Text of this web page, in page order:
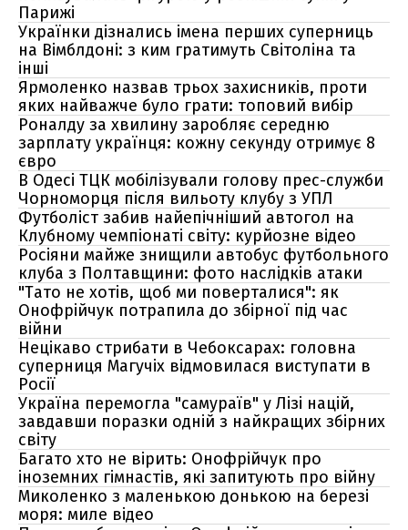
Парижі
Українки дізнались імена перших суперниць
на Вімблдоні: з ким гратимуть Світоліна та
інші
Ярмоленко назвав трьох захисників, проти
яких найважче було грати: топовий вибір
Роналду за хвилину заробляє середню
зарплату українця: кожну секунду отримує 8
євро
В Одесі ТЦК мобілізували голову прес-служби
Чорноморця після вильоту клубу з УПЛ
Футболіст забив найепічніший автогол на
Клубному чемпіонаті світу: курйозне відео
Росіяни майже знищили автобус футбольного
клуба з Полтавщини: фото наслідків атаки
"Тато не хотів, щоб ми поверталися": як
Онофрійчук потрапила до збірної під час
війни
Нецікаво стрибати в Чебоксарах: головна
суперниця Магучіх відмовилася виступати в
Росії
Україна перемогла "самураїв" у Лізі націй,
завдавши поразки одній з найкращих збірних
світу
Багато хто не вірить: Онофрійчук про
іноземних гімнастів, які запитують про війну
Миколенко з маленькою донькою на березі
моря: миле відео